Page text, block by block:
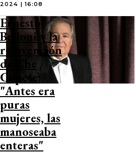
2024 | 16:08
Ernesto
Belloni y la
reinvención
de Che
Copete:
"Antes era
puras
mujeres, las
manoseaba
enteras"